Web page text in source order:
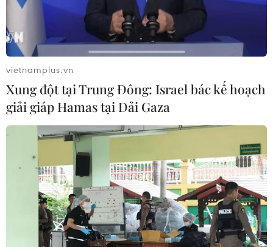
TIN CÙNG CHUYÊN MỤC
Đại tiệc Vespa 2026: Khi biểu
tượng 80 năm của Italy thăng hoa
giữa lòng đô thị hiện đại
vietnamplus.vn
Xung đột tại Trung Đông: Israel bác kế hoạch
giải giáp Hamas tại Dải Gaza